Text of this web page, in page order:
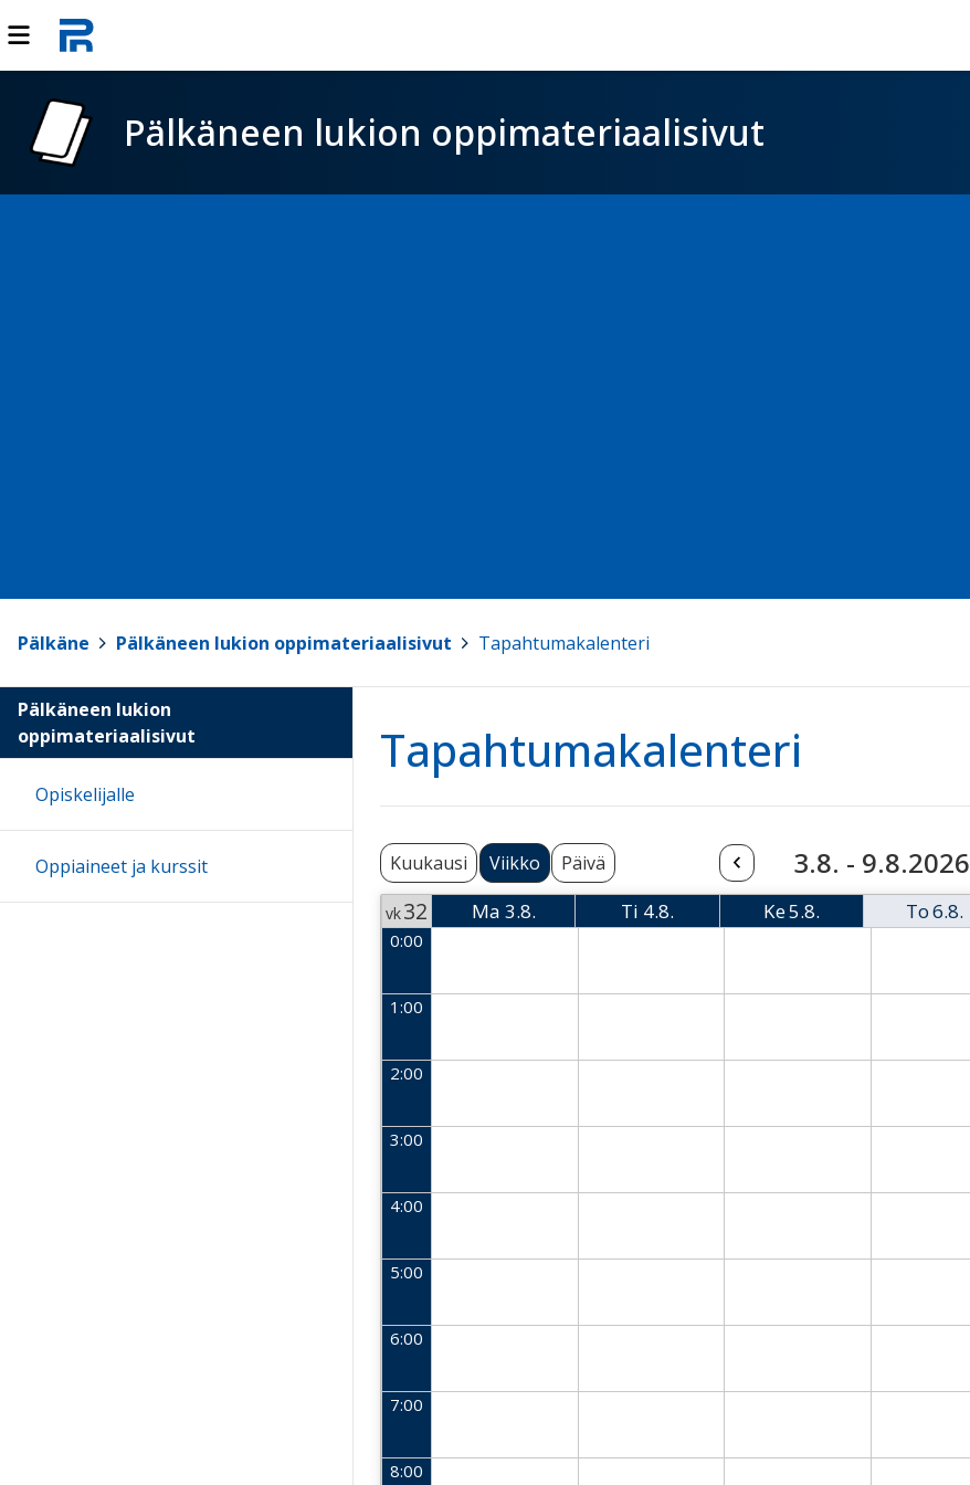
Pälkäneen lukion oppimateriaalisivut
Pälkäne Pälkäneen lukion oppimateriaalisivut Tapahtumakalenteri
Tapahtumakalenteri
Kuukausi Viikko Päivä 3.8. - 9.8.2026
vk32
Week 32
Ma 3.8.
Ti 4.8.
Ke5.8.
To6.8.
0:00
1:00
2:00
3:00
4:00
5:00
6:00
7:00
8:00
Pälkäneen lukion
oppimateriaalisivut
Opiskelijalle
Oppiaineet ja kurssit